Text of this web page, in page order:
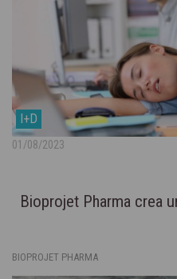
I+D
01/08/2023
Bioprojet Pharma crea
BIOPROJET PHARMA